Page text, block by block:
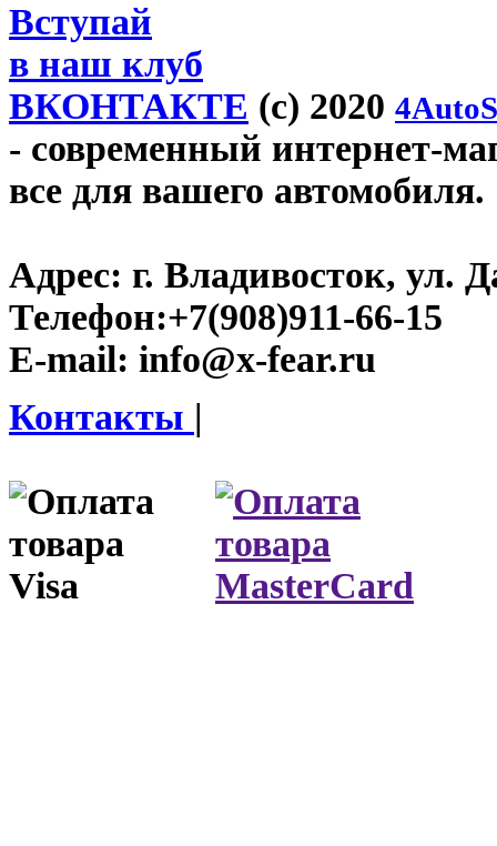
Вступай
в наш клуб
ВКОНТАКТЕ (c) 2020
- современный интернет-
все для вашего автомобиля.
Адрес: г. Владивосток, ул.
Телефон:+7(908)911-66-15
E-mail: info@x-fear.ru
Контакты |